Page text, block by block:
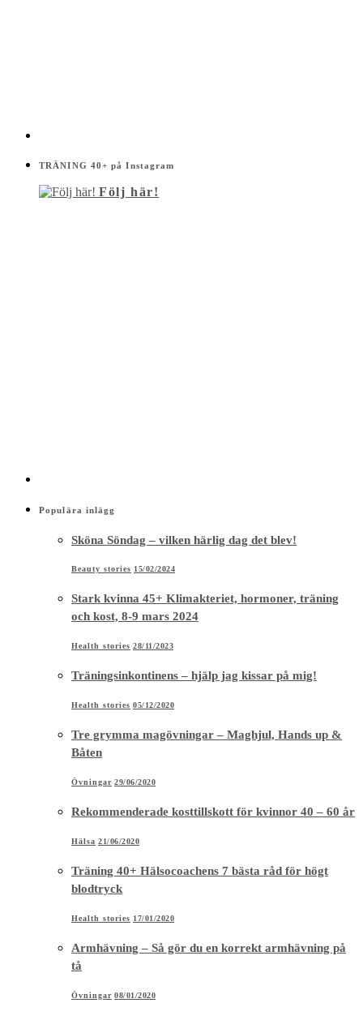
TRÄNING 40+ på Instagram
Följ här!
Populära inlägg
Sköna Söndag – vilken härlig dag det blev!
Beauty stories 15/02/2024
Stark kvinna 45+ Klimakteriet, hormoner, träning
och kost, 8-9 mars 2024
Health stories 28/11/2023
Träningsinkontinens – hjälp jag kissar på mig!
Health stories 05/12/2020
Tre grymma magövningar – Maghjul, Hands up &
Båten
Övningar 29/06/2020
Rekommenderade kosttillskott för kvinnor 40 – 60 år
Hälsa 21/06/2020
Träning 40+ Hälsocoachens 7 bästa råd för högt
blodtryck
Health stories 17/01/2020
Armhävning – Så gör du en korrekt armhävning på
tå
Övningar 08/01/2020